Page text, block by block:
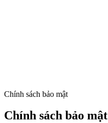
Chính sách bảo mật
Chính sách bảo mật